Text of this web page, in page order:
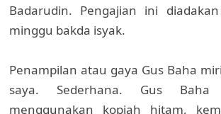
Badarudin. Pengajian ini
minggu bakda isyak.
Penampilan atau gaya Gus Baha
saya. Sederhana. Gus
menggunakan kopiah hitam,